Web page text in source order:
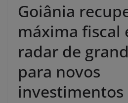
Goiânia
máxima fiscal
radar de
para novos
investimentos